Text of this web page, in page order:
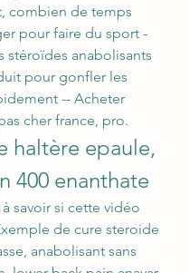
combien de temps
pour faire du sport -
stéroïdes anabolisants
pour gonfler les
-- Acheter
cher france, pro.
haltère epaule,
400 enanthate
savoir si cette vidéo
de cure steroide
anabolisant sans